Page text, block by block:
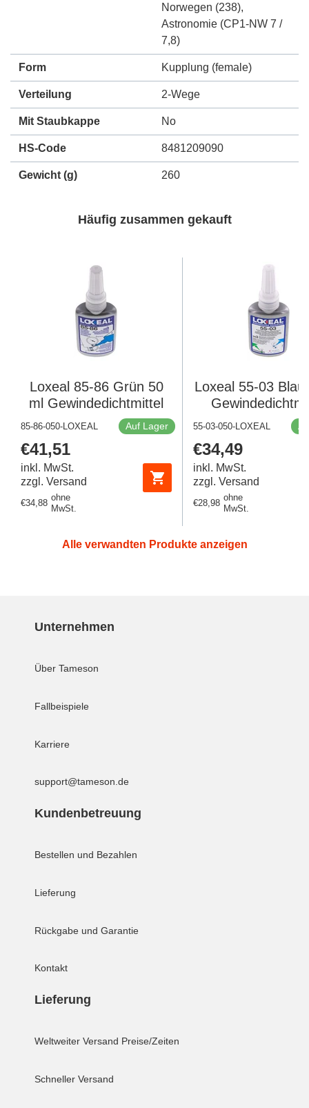
Norwegen (238),
Astronomie (CP1-NW 7 /
7,8)
Form Kupplung (female)
Verteilung 2-Wege
Mit Staubkappe No
HS-Code 8481209090
Gewicht (g) 260
Häufig zusammen gekauft
Loxeal 85-86 Grün 50
ml Gewindedichtmittel
85-86-050-LOXEAL Auf Lager
Regulärer
Preis
€41,51
inkl. MwSt.
zzgl. Versand
Regulärer
€34,88
ohne
MwSt.
Loxeal 55-03 Blau
55-03-050-LOXEAL
Regulärer
Preis
€34,49
inkl. MwSt.
zzgl. Versand
Regulärer
€28,98
ohne
MwSt.
Alle verwandten Produkte anzeigen
Unternehmen
Über Tameson
Fallbeispiele
Karriere
support@tameson.de
Kundenbetreuung
Bestellen und Bezahlen
Lieferung
Rückgabe und Garantie
Kontakt
Lieferung
Weltweiter Versand Preise/Zeiten
Schneller Versand